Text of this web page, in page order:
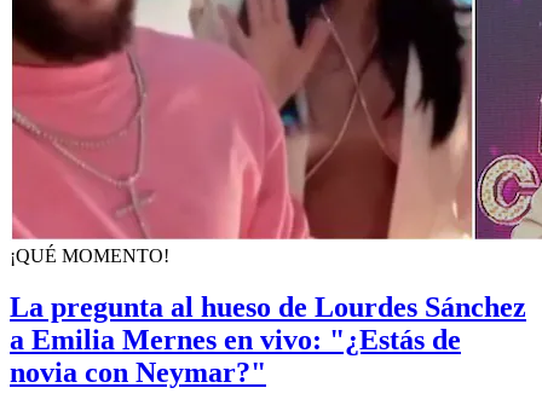
¡QUÉ MOMENTO!
La pregunta al hueso de Lourdes Sánchez
a Emilia Mernes en vivo: "¿Estás de
novia con Neymar?"